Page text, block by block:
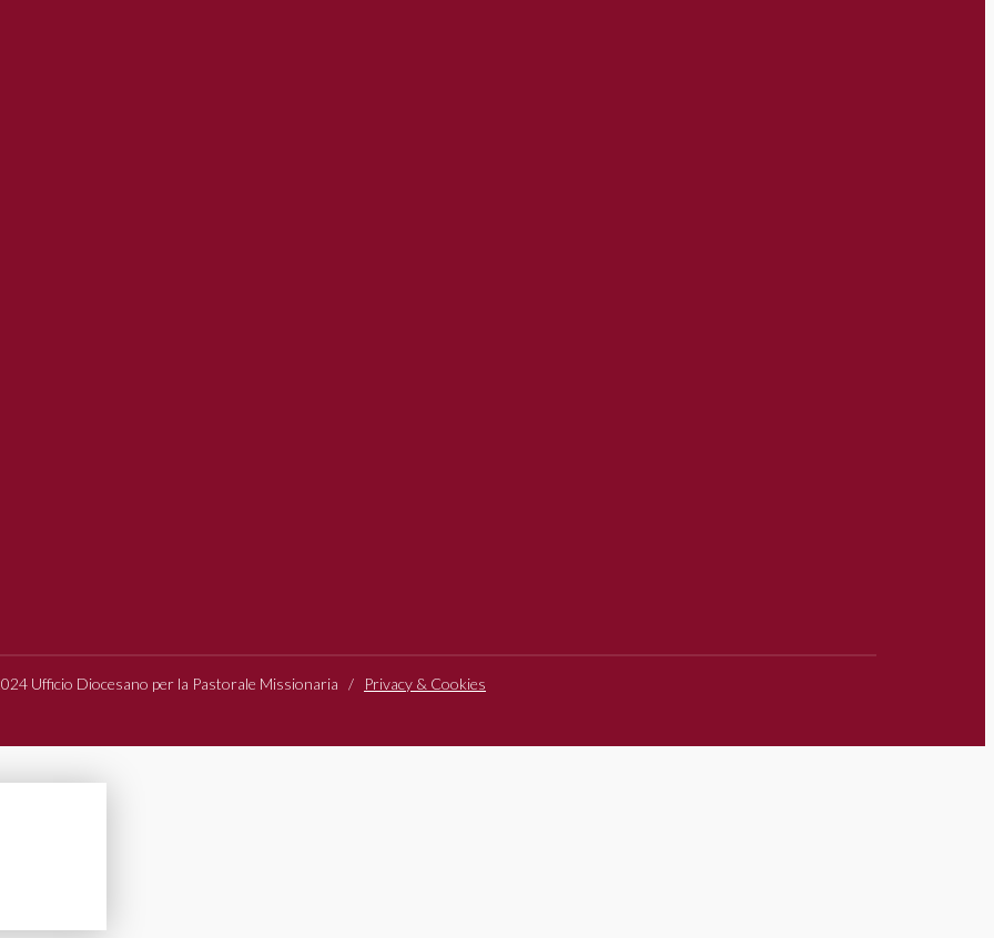
Ufficio Diocesano per la Pastorale Missionaria /
Privacy & Cookies